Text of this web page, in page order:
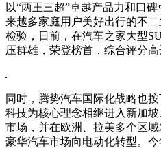
以“两王三超”卓越产品力和口
来越多家庭用户美好出行的不
检验，日前，在汽车之家大型
压群雄，荣登榜首，综合评分高
同时，腾势汽车国际化战略也按
科技为核心理念相继进入新加
市场，并在欧洲、拉美多个区
豪华汽车市场向电动化转型。